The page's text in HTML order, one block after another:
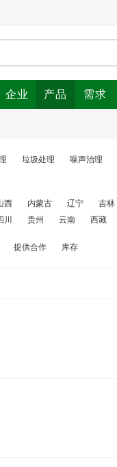
企业 产品 需求
垃圾处理 噪声治理
西 内蒙古 辽宁 吉林
川 贵州 云南 西藏
提供合作 库存